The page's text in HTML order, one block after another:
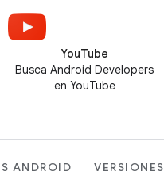
YouTube
Busca Android Developers
en YouTube
ANDROID
VERSIONES